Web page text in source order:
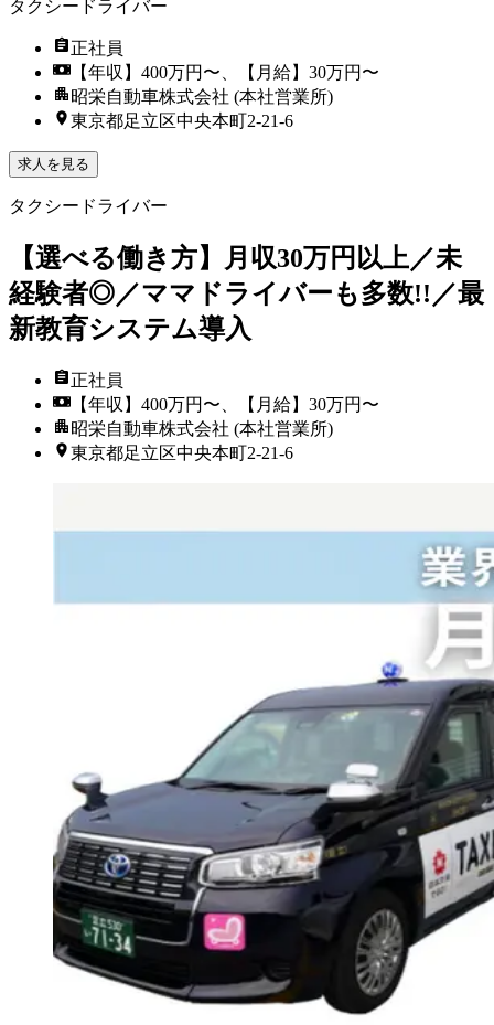
タクシードライバー
正社員
【年収】400万円〜、【月給】30万円〜
昭栄自動車株式会社 (本社営業所)
東京都足立区中央本町2-21-6
求人を見る
タクシードライバー
【選べる働き方】月収30万円以上／未
経験者◎／ママドライバーも多数!!／最
新教育システム導入
正社員
【年収】400万円〜、【月給】30万円〜
昭栄自動車株式会社 (本社営業所)
東京都足立区中央本町2-21-6